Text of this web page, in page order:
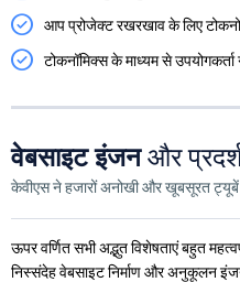
आप प्रोजेक्ट रखरखाव के लिए
टोकनॉमिक्स के माध्यम से उपयोगकर्ता
वेबसाइट इंजनऔर
केवीएस ने हजारों अनोखी और खूबसूरत ट्यूबें
ऊपर वर्णित सभी अद्भुत विशेषताएं बहुत
निस्संदेह वेबसाइट निर्माण और अनुकूलन